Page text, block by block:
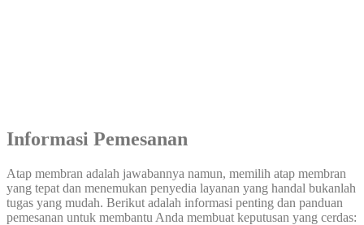
Informasi Pemesanan
Atap membran adalah jawabannya namun, memilih atap membran
yang tepat dan menemukan penyedia layanan yang handal bukanlah
tugas yang mudah. Berikut adalah informasi penting dan panduan
pemesanan untuk membantu Anda membuat keputusan yang cerdas: